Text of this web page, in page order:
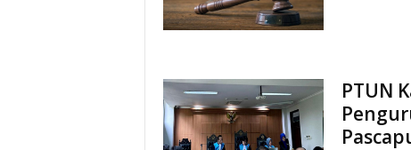
PTUN